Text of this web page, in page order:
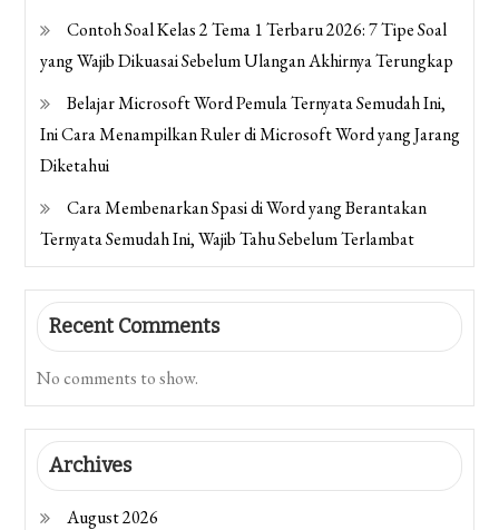
Contoh Soal Kelas 2 Tema 1 Terbaru 2026: 7 Tipe Soal
yang Wajib Dikuasai Sebelum Ulangan Akhirnya Terungkap
Belajar Microsoft Word Pemula Ternyata Semudah Ini,
Ini Cara Menampilkan Ruler di Microsoft Word yang Jarang
Diketahui
Cara Membenarkan Spasi di Word yang Berantakan
Ternyata Semudah Ini, Wajib Tahu Sebelum Terlambat
Recent Comments
No comments to show.
Archives
August 2026